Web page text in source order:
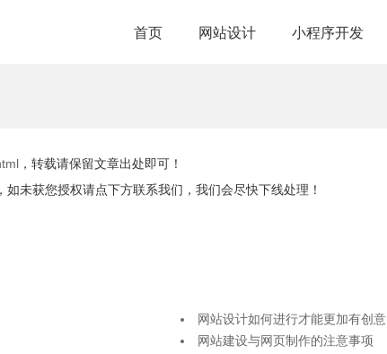
首页 网站设计 小程序开发
，转载请保留文章出处即可！
未获您授权请点下方联系我们，我们会尽快下线处理！
网站设计如何进行才能更加有创意
网站建设与网页制作的注意事项